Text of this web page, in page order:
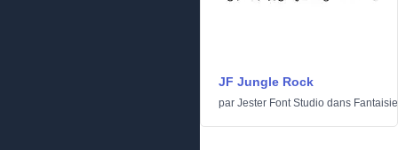
JF Jungle Rock
par Jester Font Studio dans Fantaisie